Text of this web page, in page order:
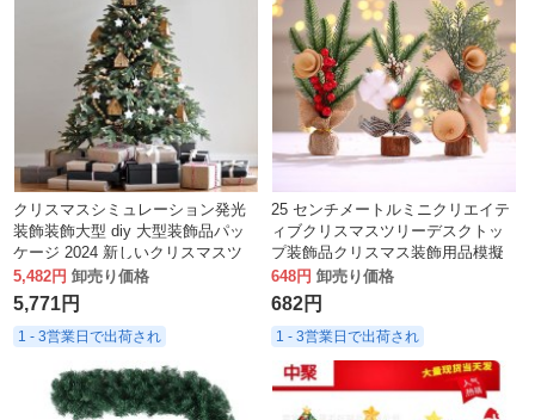
クリスマスシミュレーション発光
装飾装飾大型 diy 大型装飾品パッ
ケージ 2024 新しいクリスマスツ
リーホーム
5,482円 卸売り価格
5,771円
1 - 3営業日で出荷され
25 センチメートルミニクリエイテ
ィブクリスマスツリーデスクトッ
プ装飾品クリスマス装飾用品模擬
松の葉赤い果実クリスマスツリー
648円 卸売り価格
682円
1 - 3営業日で出荷され